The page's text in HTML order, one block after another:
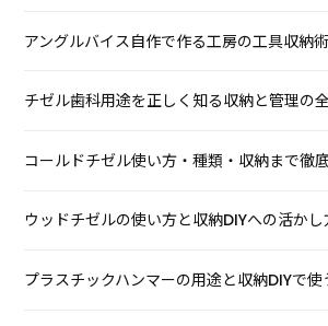
アングルバイス自作で作る工房の工具収納術
チゼル歯科用途を正しく知る収納と管理の
コールドチゼル使い方・種類・収納まで徹
ウッドチゼルの使い方と収納DIYへの活か
プラスチックハンマーの用途と収納DIYで